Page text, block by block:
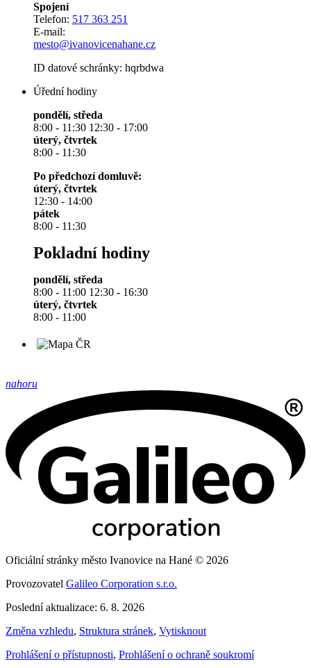
Spojení
Telefon: 517 363 251
E-mail:
mesto@ivanovicenahane.cz
ID datové schránky: hqrbdwa
Úřední hodiny
pondělí, středa
8:00 - 11:30 12:30 - 17:00
úterý, čtvrtek
8:00 - 11:30
Po předchozí domluvě:
úterý, čtvrtek
12:30 - 14:00
pátek
8:00 - 11:30
Pokladní hodiny
pondělí, středa
8:00 - 11:00 12:30 - 16:30
úterý, čtvrtek
8:00 - 11:00
nahoru
Oficiální stránky město Ivanovice na Hané © 2026
Provozovatel Galileo Corporation s.r.o.
Poslední aktualizace: 6. 8. 2026
Změna vzhledu, Struktura stránek, Vytisknout
Prohlášení o přístupnosti, Prohlášení o ochraně soukromí